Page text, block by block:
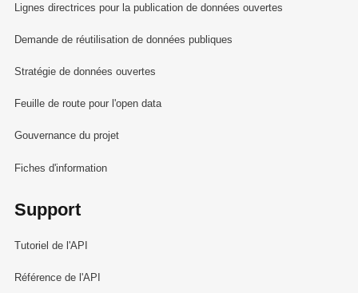
Lignes directrices pour la publication de données ouvertes
Demande de réutilisation de données publiques
Stratégie de données ouvertes
Feuille de route pour l'open data
Gouvernance du projet
Fiches d'information
Support
Tutoriel de l'API
Référence de l'API